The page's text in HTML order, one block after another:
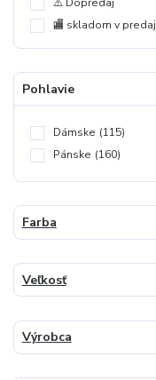
⚠️ Dopredaj
🏬 skladom v
Pohlavie
Dámske (115)
Pánske (160)
Farba
Veľkosť
Výrobca